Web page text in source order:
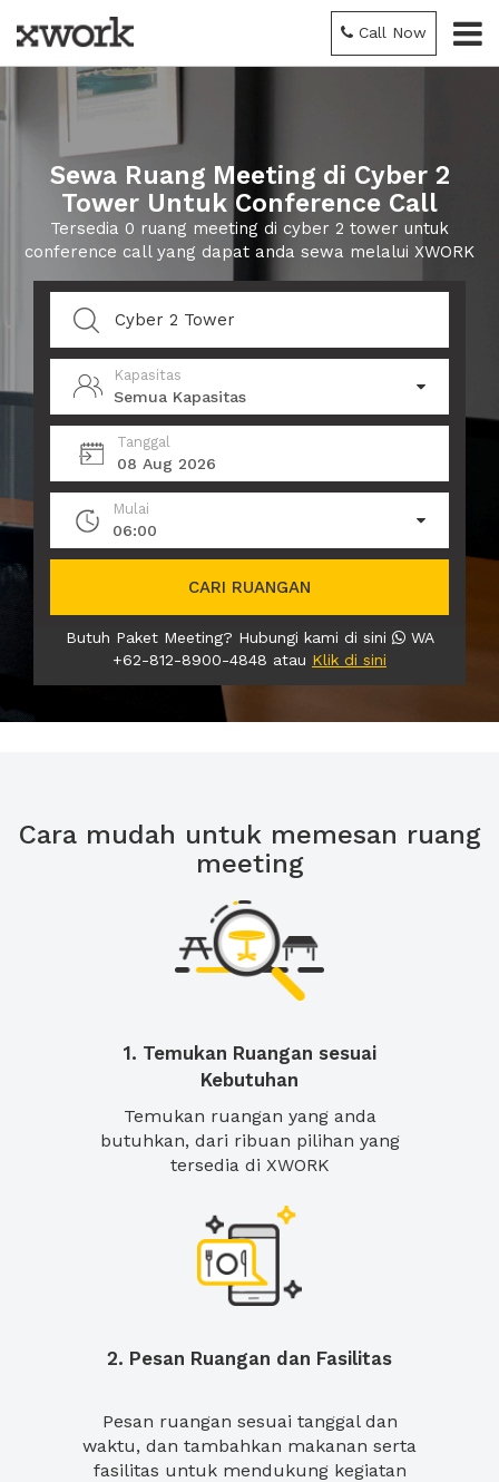
Call Now
Sewa Ruang Meeting di Cyber 2
Tower Untuk Conference Call
Tersedia 0 ruang meeting di cyber 2 tower untuk
conference call yang dapat anda sewa melalui XWORK
Kapasitas
Semua Kapasitas
Tanggal
08 Aug 2026
Mulai
06:00
CARI RUANGAN
Butuh Paket Meeting? Hubungi kami di sini
WA
+62-812-8900-4848 atau Klik di sini
Cara mudah untuk memesan ruang
meeting
1. Temukan Ruangan sesuai
Kebutuhan
Temukan ruangan yang anda
butuhkan, dari ribuan pilihan yang
tersedia di XWORK
2. Pesan Ruangan dan Fasilitas
Pesan ruangan sesuai tanggal dan
waktu, dan tambahkan makanan serta
fasilitas untuk mendukung kegiatan